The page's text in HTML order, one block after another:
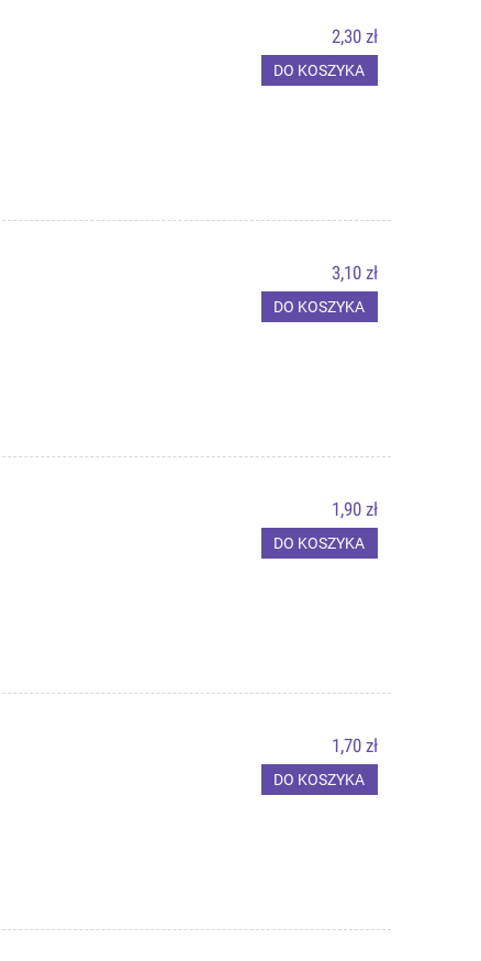
2,30 zł
DO KOSZYKA
3,10 zł
DO KOSZYKA
1,90 zł
DO KOSZYKA
1,70 zł
DO KOSZYKA